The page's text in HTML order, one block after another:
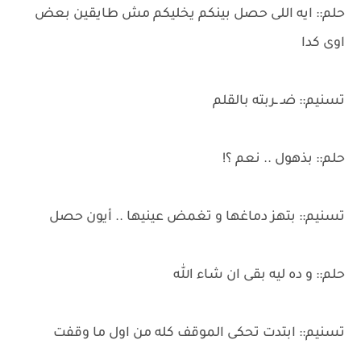
حلم:: ايه اللى حصل بينكم يخليكم مش طايقين بعض
اوى كدا
تسنيم:: ضـ ـربته بالقلم
حلم:: بذهول .. نعم ؟!
تسنيم:: بتهز دماغها و تغمض عينيها .. أيون حصل
حلم:: و ده ليه بقى ان شاء الله
تسنيم:: ابتدت تحكى الموقف كله من اول ما وقفت